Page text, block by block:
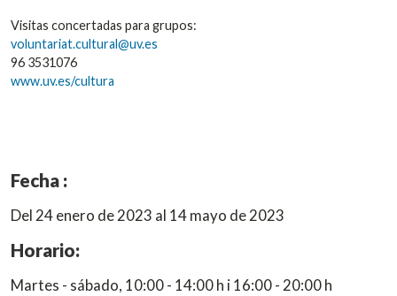
Visitas concertadas para grupos:
voluntariat.cultural@uv.es
96 3531076
www.uv.es/cultura
Fecha :
Del 24 enero de 2023 al 14 mayo de 2023
Horario:
Martes - sábado, 10:00 - 14:00 h i 16:00 - 20:00 h